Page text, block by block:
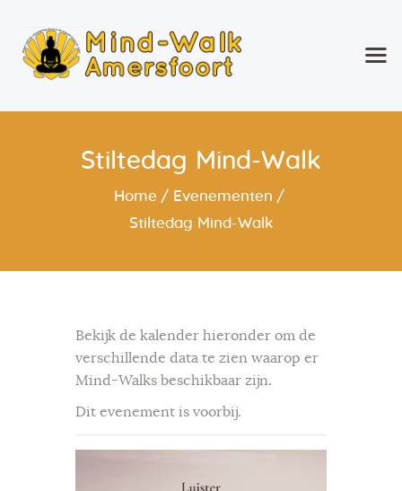
Stiltedag Mind-Walk
Home
Evenementen
Stiltedag Mind-Walk
Mind-Walk Amersfoort
Wat is Mind-Walk®?
Over mij
Agenda
Specials en
Mind-Walk op verzoek
Contact
Bekijk de kalender hieronder om de
verschillende data te zien waarop er
Mind-Walks beschikbaar zijn.
Dit evenement is voorbij.